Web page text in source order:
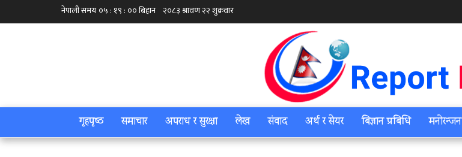
गृहपृष्‍ठ समाचार अपराध र सुरक्षा लेख संवाद अर्थ र सेयर बिज्ञान प्रबिधि मनोरन्जन